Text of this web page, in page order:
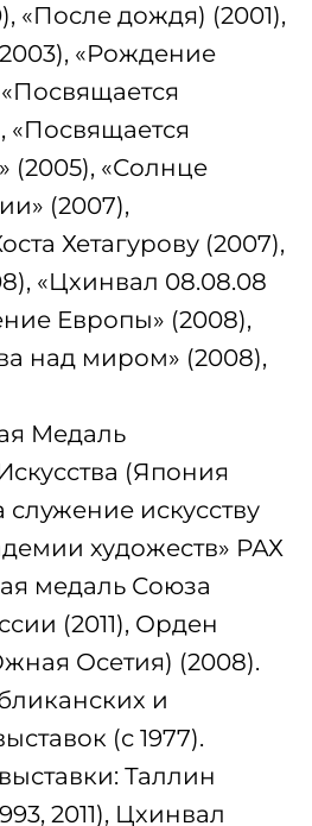
«После дождя) (2001),
«Рождение
«Посвящается
(2005), «Солнце
(2007),
Хетагурову (2007),
«Цхинвал 08.08.08
Европы» (2008),
над миром» (2008),
Медаль
(Япония
служение искусству
художеств» РАХ
медаль Союза
(2011), Орден
Осетия) (2008).
и
(с 1977).
Таллин
2011), Цхинвал